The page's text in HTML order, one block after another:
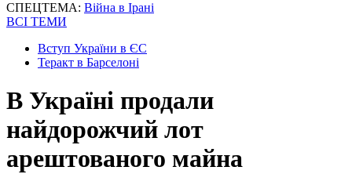
СПЕЦТЕМА: Війна в Ірані
ВСІ ТЕМИ
Вступ України в ЄС
Теракт в Барселоні
В Україні продали
найдорожчий лот
арештованого майна